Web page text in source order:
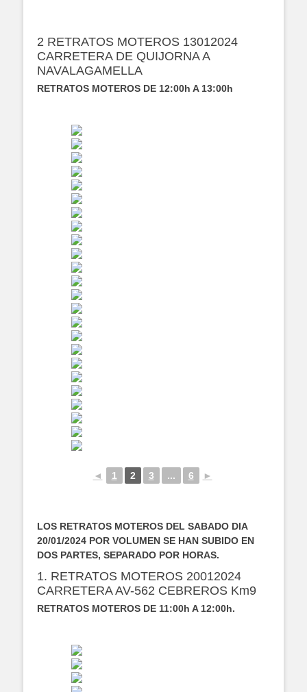
2 RETRATOS MOTEROS 13012024
CARRETERA DE QUIJORNA A
NAVALAGAMELLA
RETRATOS MOTEROS DE 12:00h A 13:00h
◄ 1 2 3 ... 6 ►
LOS RETRATOS MOTEROS DEL SABADO DIA
20/01/2024 POR VOLUMEN SE HAN SUBIDO EN
DOS PARTES, SEPARADO POR HORAS.
1. RETRATOS MOTEROS 20012024
CARRETERA AV-562 CEBREROS Km9
RETRATOS MOTEROS DE 11:00h A 12:00h.